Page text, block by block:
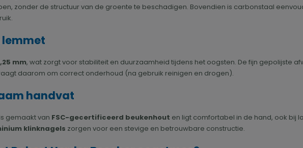
zonder de structuur van de groente te beschadigen. Bovendien is carbonstaal
mm, wat zorgt voor stabiliteit en duurzaamheid tijdens het oogsten. De fijn gepolijste
daarom om correct onderhoud (na gebruik reinigen en drogen).
handvat
is gemaakt van FSC-gecertificeerd beukenhout en ligt comfortabel in de hand, ook bij
klinknagels zorgen voor een stevige en betrouwbare constructie.